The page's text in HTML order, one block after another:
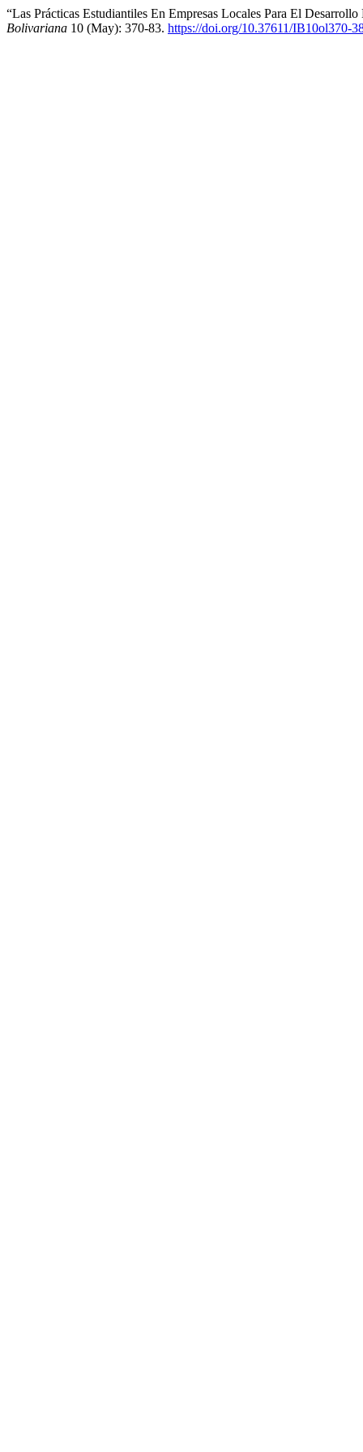
“Las Prácticas Estudiantiles En Empresas Locales Para El
Bolivariana 10 (May): 370-83. https://doi.org/10.37611/IB10ol370-